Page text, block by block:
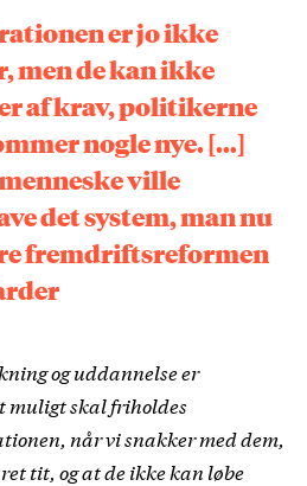
er jo ikke
men de kan ikke
af krav, politikerne
nogle nye. […]
ville
det system, man nu
fremdriftsreformen
og uddannelse er
muligt skal friholdes
når vi snakker med dem,
tit, og at de ikke kan løbe